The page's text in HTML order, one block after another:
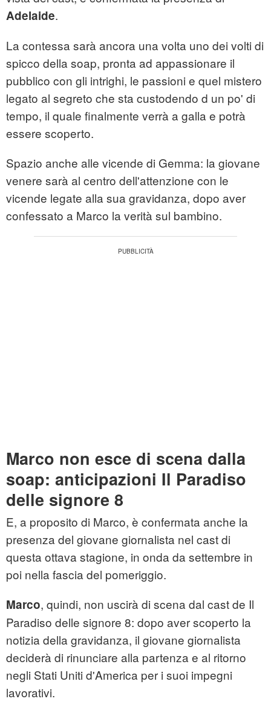
Adelaide.
La contessa sarà ancora una volta uno dei volti di
spicco della soap, pronta ad appassionare il
pubblico con gli intrighi, le passioni e quel mistero
legato al segreto che sta custodendo d un po' di
tempo, il quale finalmente verrà a galla e potrà
essere scoperto.
Spazio anche alle vicende di Gemma: la giovane
venere sarà al centro dell'attenzione con le
vicende legate alla sua gravidanza, dopo aver
confessato a Marco la verità sul bambino.
Marco non esce di scena dalla
soap: anticipazioni Il Paradiso
delle signore 8
E, a proposito di Marco, è confermata anche la
presenza del giovane giornalista nel cast di
questa ottava stagione, in onda da settembre in
poi nella fascia del pomeriggio.
Marco, quindi, non uscirà di scena dal cast de Il
Paradiso delle signore 8: dopo aver scoperto la
notizia della gravidanza, il giovane giornalista
deciderà di rinunciare alla partenza e al ritorno
negli Stati Uniti d'America per i suoi impegni
lavorativi.